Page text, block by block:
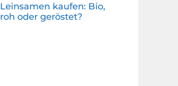
Leinsamen kaufen: Bio,
roh oder geröstet?